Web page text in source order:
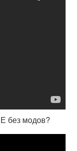
без модов?